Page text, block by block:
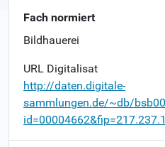
Fach normiert
Bildhauerei
URL Digitalisat
http://daten.digitale-
sammlungen.de/~db/